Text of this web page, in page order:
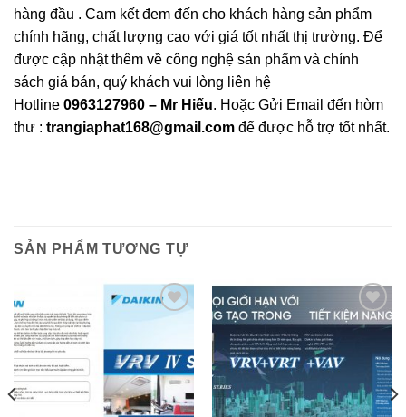
hàng đầu . Cam kết đem đến cho khách hàng sản phẩm
chính hãng, chất lượng cao với giá tốt nhất thị trường. Để
được cập nhật thêm về công nghệ sản phẩm và chính
sách giá bán, quý khách vui lòng liên hệ
Hotline 0963127960 – Mr Hiếu. Hoặc Gửi Email đến hòm
thư : trangiaphat168@gmail.com để được hỗ trợ tốt nhất.
SẢN PHẨM TƯƠNG TỰ